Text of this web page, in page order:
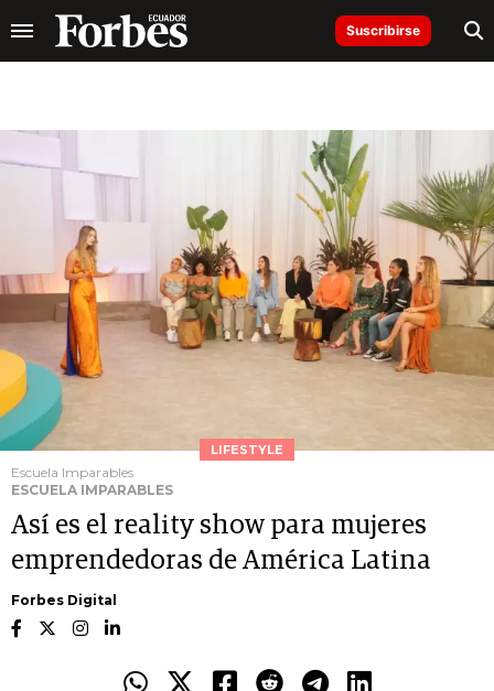
Suscribirse
LIFESTYLE
Escuela Imparables
ESCUELA IMPARABLES
Así es el reality show para mujeres
emprendedoras de América Latina
Forbes Digital